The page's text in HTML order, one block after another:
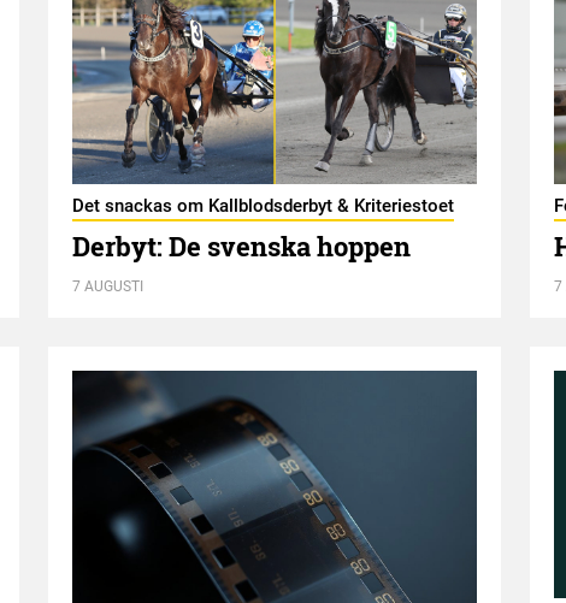
Det snackas om Kallblodsderbyt & Kriteriestoet
Derbyt: De svenska hoppen
7 AUGUSTI 7